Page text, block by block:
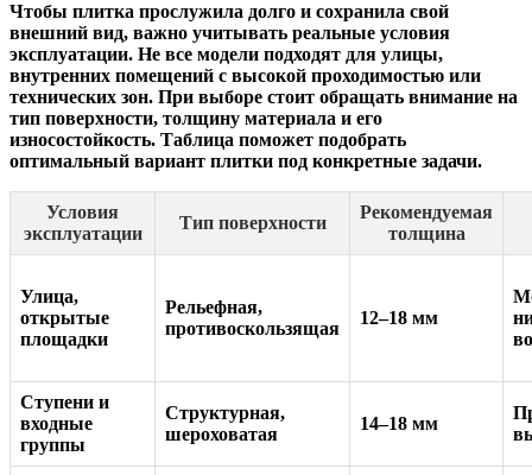
Чтобы плитка прослужила долго и сохранила свой
внешний вид, важно учитывать реальные условия
эксплуатации. Не все модели подходят для улицы,
внутренних помещений с высокой проходимостью или
технических зон. При выборе стоит обращать внимание на
тип поверхности, толщину материала и его
износостойкость. Таблица поможет подобрать
оптимальный вариант плитки под конкретные задачи.
Условия
эксплуатации
Тип поверхности
Рекомендуемая
толщина
Улица,
открытые
площадки
Рельефная,
противоскользящая
12–18 мм
Ступени и
входные
группы
Структурная,
шероховатая
14–18 мм